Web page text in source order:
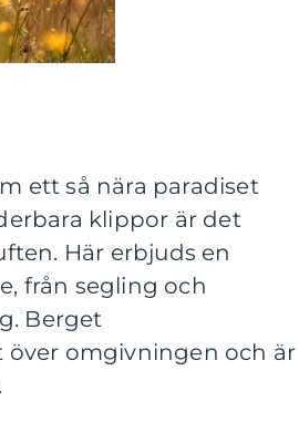
ett så nära paradiset
klippor är det
Här erbjuds en
från segling och
Berget
över omgivningen och är